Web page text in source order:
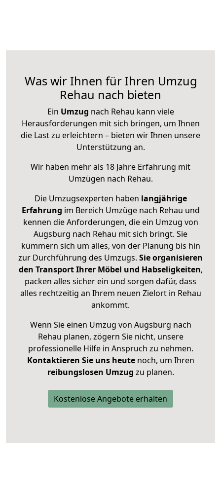
Was wir Ihnen für Ihren Umzug
Rehau nach bieten
Ein Umzug nach Rehau kann viele
Herausforderungen mit sich bringen, um Ihnen
die Last zu erleichtern – bieten wir Ihnen unsere
Unterstützung an.
Wir haben mehr als 18 Jahre Erfahrung mit
Umzügen nach Rehau.
Die Umzugsexperten haben langjährige
Erfahrung im Bereich Umzüge nach Rehau und
kennen die Anforderungen, die ein Umzug von
Augsburg nach Rehau mit sich bringt. Sie
kümmern sich um alles, von der Planung bis hin
zur Durchführung des Umzugs. Sie organisieren
den Transport Ihrer Möbel und Habseligkeiten,
packen alles sicher ein und sorgen dafür, dass
alles rechtzeitig an Ihrem neuen Zielort in Rehau
ankommt.
Wenn Sie einen Umzug von Augsburg nach
Rehau planen, zögern Sie nicht, unsere
professionelle Hilfe in Anspruch zu nehmen.
Kontaktieren Sie uns heutenoch, um Ihren
reibungslosen Umzug zu planen.
Kostenlose Angebote erhalten